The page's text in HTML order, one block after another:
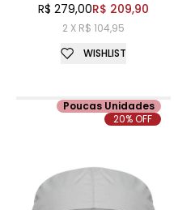
R$ 279,00R$ 209,90
2 X R$ 104,95
WISHLIST
Poucas Unidades
20% OFF